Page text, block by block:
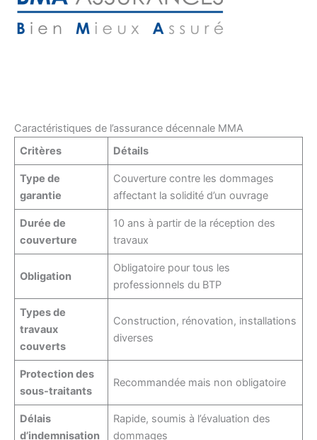
Caractéristiques de l’assurance décennale MMA
Critères
Détails
Type de
garantie
Couverture contre les dommages
affectant la solidité d’un ouvrage
Durée de
couverture
10 ans à partir de la réception des
travaux
Obligation
Obligatoire pour tous les
professionnels du BTP
Types de
travaux
couverts
Construction, rénovation, installations
diverses
Protection des
sous-traitants
Recommandée mais non obligatoire
Délais
d’indemnisation
Rapide, soumis à l’évaluation des
dommages